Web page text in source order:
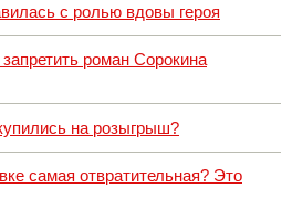
с ролью вдовы героя
роман Сорокина
на розыгрыш?
самая отвратительная? Это